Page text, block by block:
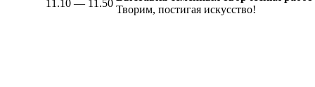
11.10 — 11.50
Творим, постигая искусство!